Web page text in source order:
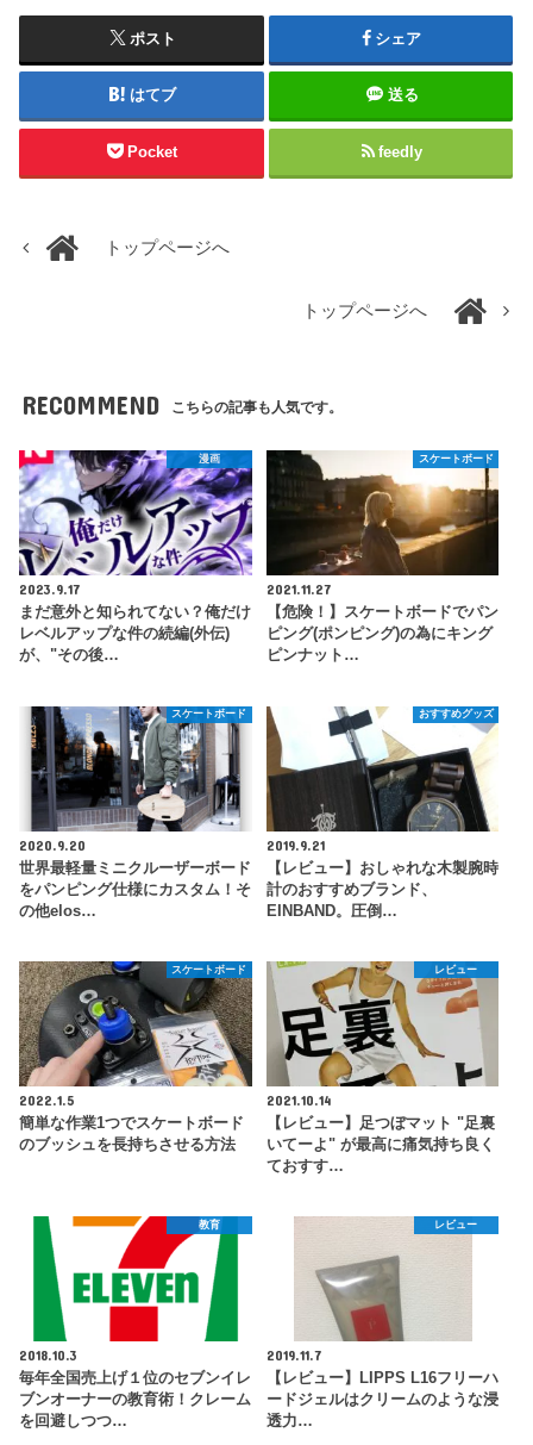
ポスト シェア
はてブ 送る
Pocket feedly
トップページへ
トップページへ
RECOMMEND こちらの記事も人気です。
漫画
2023.9.17
まだ意外と知られてない？俺だけ
レベルアップな件の続編(外伝)
が、"その後…
スケートボード
2021.11.27
【危険！】スケートボードでパン
ピング(ポンピング)の為にキング
ピンナット…
スケートボード
2020.9.20
世界最軽量ミニクルーザーボード
をパンピング仕様にカスタム！そ
の他elos…
おすすめグッズ
2019.9.21
【レビュー】おしゃれな木製腕時
計のおすすめブランド、
EINBAND。圧倒…
スケートボード
2022.1.5
簡単な作業1つでスケートボード
のブッシュを長持ちさせる方法
レビュー
2021.10.14
【レビュー】足つぼマット "足裏
いてーよ" が最高に痛気持ち良く
ておすす…
教育
2018.10.3
毎年全国売上げ１位のセブンイレ
ブンオーナーの教育術！クレーム
を回避しつつ…
レビュー
2019.11.7
【レビュー】LIPPS L16フリーハ
ードジェルはクリームのような浸
透力…